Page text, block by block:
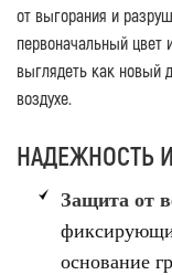
от выгорания и
первоначальный цвет
выглядеть как новый
воздухе.
НАДЕЖНОСТЬ
Защита от
основание